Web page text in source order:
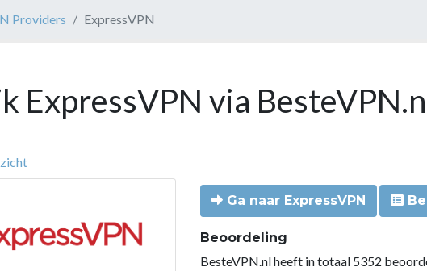
Providers ExpressVPN
ExpressVPN via
Ga naar ExpressVPN
Beoordeling
BesteVPN.nl heeft in totaal 5352